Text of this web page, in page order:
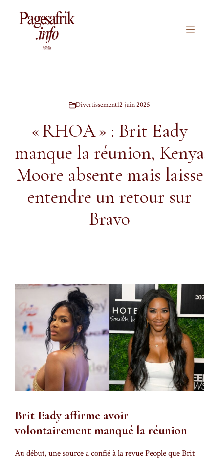
Menu
Divertissement12 juin 2025
« RHOA » : Brit Eady
manque la réunion, Kenya
Moore absente mais laisse
entendre un retour sur
Bravo
Brit Eady affirme avoir
volontairement manqué la réunion
Au début, une source a confié à la revue People que Brit